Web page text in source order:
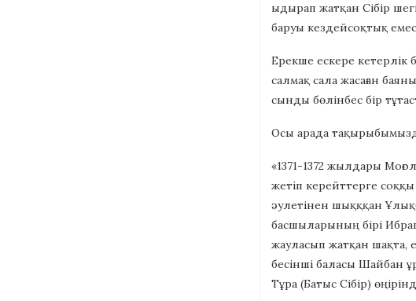
ыдырап жатқан Сібір
баруы кездейсоқтық
Ерекше ескере кетерлік
салмақ сала жасаған
сынды бөлінбес бір
Осы арада
«1371-1372 жылдары
жетіп керейттерге
әулетінен шықққан
басшыларының бірі
жауласып жатқан шақта,
бесінші баласы Шайбан
Тұра (Батыс Сібір)